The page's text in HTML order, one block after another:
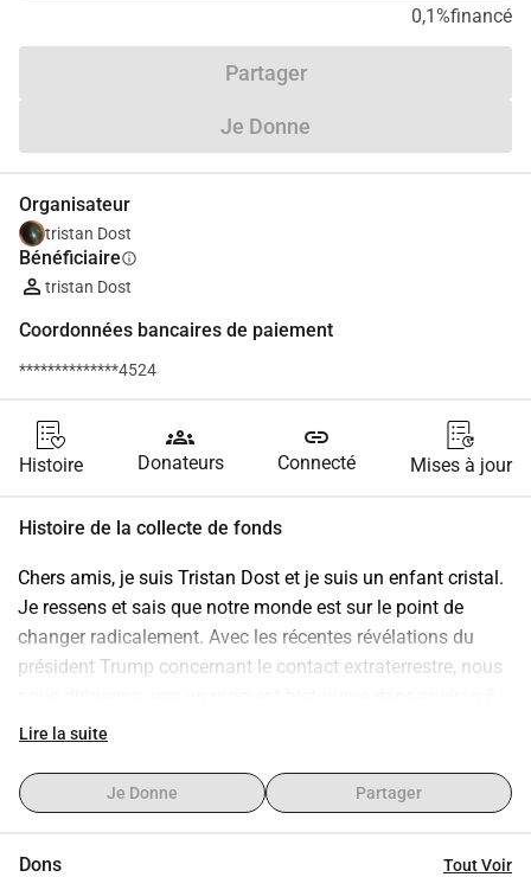
0,1%financé
Partager
Je Donne
Organisateur
tristan Dost
Bénéficiaireinfo
tristan Dost
Coordonnées bancaires de paiement
**************4524
Histoire
groups
Donateurs
link
Connecté Mises à jour
Histoire de la collecte de fonds
Chers amis, je suis Tristan Dost et je suis un enfant cristal.
Je ressens et sais que notre monde est sur le point de
changer radicalement. Avec les récentes révélations du
président Trump concernant le contact extraterrestre, nous
mois. Ma mission est d'agir en tant que Porteur de paix
ans aura du mal avec cette nouvelle, et je veux être là pour
eux afin de maintenir la paix et d'expliquer. Pourquoi j'ai
Lire la suite
Je Donne Partager
Dons Tout Voir